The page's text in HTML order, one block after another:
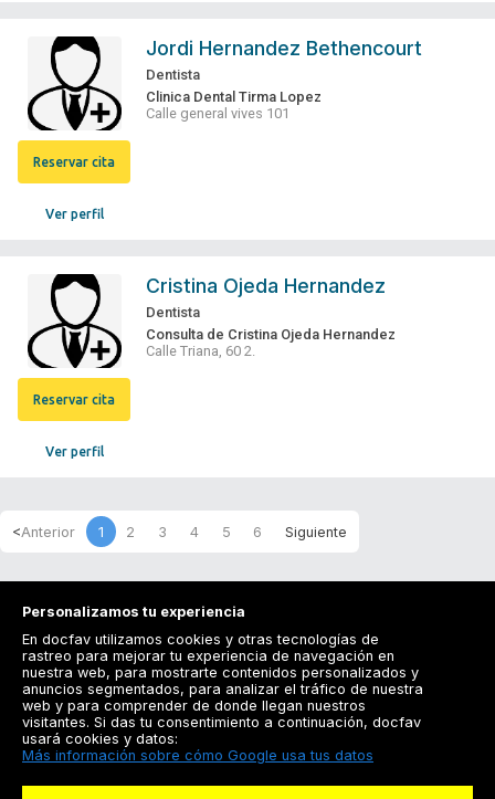
Ver perfil
Reservar cita
Jordi Hernandez Bethencourt
Dentista
Clinica Dental Tirma Lopez
Calle general vives 101
Ver perfil
Reservar cita
Cristina Ojeda Hernandez
Dentista
Consulta de Cristina Ojeda Hernandez
Calle Triana, 60 2.
1 2 3 4 5 6
Registrarse
Docfav
Personalizamos tu experiencia
En docfav utilizamos cookies y otras tecnologías de
rastreo para mejorar tu experiencia de navegación en
nuestra web, para mostrarte contenidos personalizados y
anuncios segmentados, para analizar el tráfico de nuestra
web y para comprender de donde llegan nuestros
visitantes. Si das tu consentimiento a continuación, docfav
usará cookies y datos:
Más información sobre cómo Google usa tus datos